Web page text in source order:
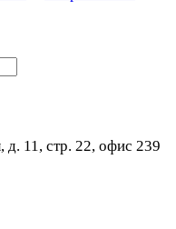
д. 11, стр. 22, офис 239